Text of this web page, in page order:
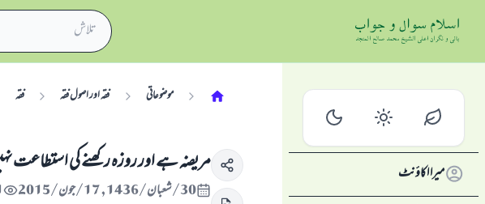
میرا اکاؤنٹ
موضوعاتی فقہ اور اصول فقہ فقہ
مریضہ ہے اور روزہ رکھنے کی استطاعت
30/شعبان/1436 , 17/جون/2015